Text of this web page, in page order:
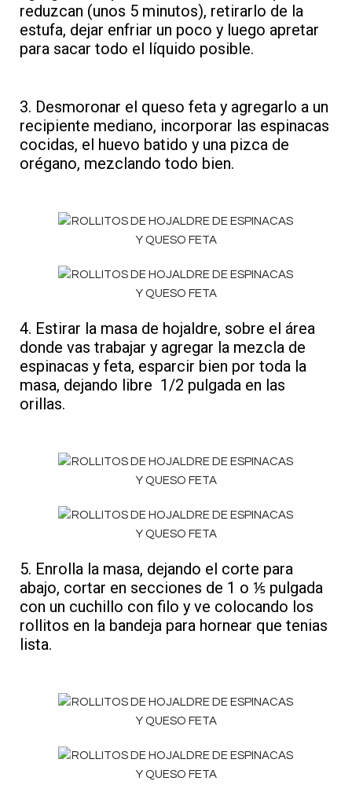
reduzcan (unos 5 minutos), retirarlo de la
estufa, dejar enfriar un poco y luego apretar
para sacar todo el líquido posible.
3. Desmoronar el queso feta y agregarlo a un
recipiente mediano, incorporar las espinacas
cocidas, el huevo batido y una pizca de
orégano, mezclando todo bien.
4. Estirar la masa de hojaldre, sobre el área
donde vas trabajar y agregar la mezcla de
espinacas y feta, esparcir bien por toda la
masa, dejando libre 1/2 pulgada en las
orillas.
5. Enrolla la masa, dejando el corte para
abajo, cortar en secciones de 1 o ⅕ pulgada
con un cuchillo con filo y ve colocando los
rollitos en la bandeja para hornear que tenias
lista.